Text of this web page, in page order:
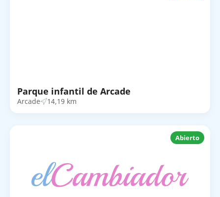
Parque infantil de Arcade
Arcade 14,19 km
Abierto